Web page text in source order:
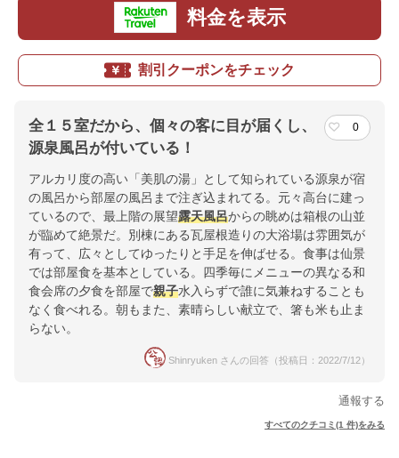
料金を表示
割引クーポンをチェック
全１５室だから、個々の客に目が届くし、
源泉風呂が付いている！
0
アルカリ度の高い「美肌の湯」として知られている源泉が宿
の風呂から部屋の風呂まで注ぎ込まれてる。元々高台に建っ
ているので、最上階の展望露天風呂からの眺めは箱根の山並
が臨めて絶景だ。別棟にある瓦屋根造りの大浴場は雰囲気が
有って、広々としてゆったりと手足を伸ばせる。食事は仙景
では部屋食を基本としている。四季毎にメニューの異なる和
食会席の夕食を部屋で親子水入らずで誰に気兼ねすることも
なく食べれる。朝もまた、素晴らしい献立で、箸も米も止ま
らない。
Shinryuken さんの回答（投稿日：2022/7/12）
通報する
すべてのクチコミ(1 件)をみる